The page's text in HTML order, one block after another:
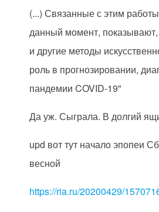
(...) Связанные с этим
данный момент,
и другие методы
роль в прогнозировании,
пандемии COVID-19"
Да уж. Сыграла. В долгий
upd вот тут начало эпопеи
весной
https://ria.ru/20200429/